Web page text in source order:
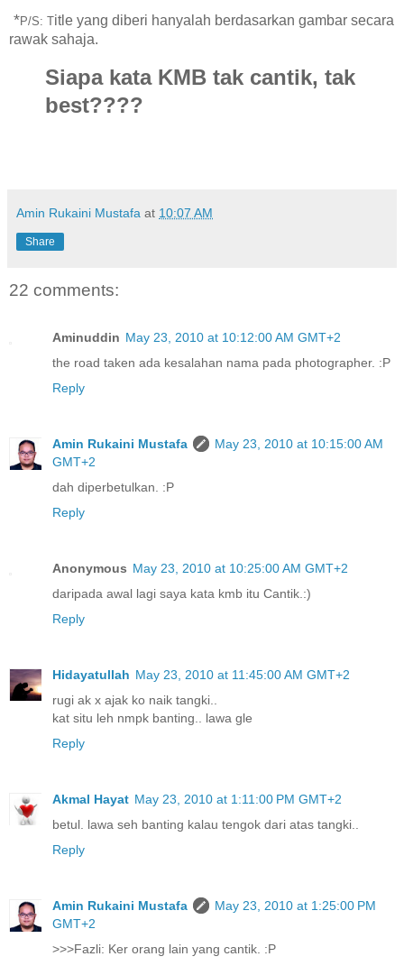
*P/S: Title yang diberi hanyalah berdasarkan gambar secara
rawak sahaja.
Siapa kata KMB tak cantik, tak
best????
Amin Rukaini Mustafa at 10:07 AM
Share
22 comments:
Aminuddin May 23, 2010 at 10:12:00 AM GMT+2
the road taken ada kesalahan nama pada photographer. :P
Reply
Amin Rukaini Mustafa
May 23, 2010 at 10:15:00 AM
GMT+2
dah diperbetulkan. :P
Reply
Anonymous May 23, 2010 at 10:25:00 AM GMT+2
daripada awal lagi saya kata kmb itu Cantik.:)
Reply
Hidayatullah May 23, 2010 at 11:45:00 AM GMT+2
rugi ak x ajak ko naik tangki..
kat situ leh nmpk banting.. lawa gle
Reply
Akmal Hayat May 23, 2010 at 1:11:00 PM GMT+2
betul. lawa seh banting kalau tengok dari atas tangki..
Reply
Amin Rukaini Mustafa
May 23, 2010 at 1:25:00 PM
GMT+2
>>>Fazli: Ker orang lain yang cantik. :P